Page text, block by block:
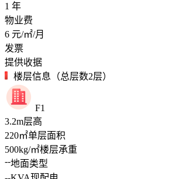
1 年
物业费
6 元/㎡/月
发票
提供收据
楼层信息（总层数2层）
F1
3.2m层高
220㎡单层面积
500kg/㎡楼层承重
--地面类型